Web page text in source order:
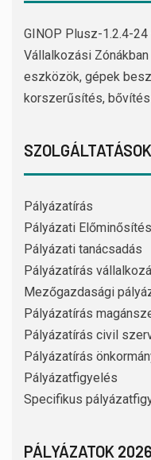
GINOP Plusz-1.2.4-
Vállalkozási
eszközök, gépek
korszerűsítés, bővítés
SZOLGÁLTATÁSOK
Pályázatírás
Pályázati Előminősítés
Pályázati tanácsadás
Pályázatírás
Mezőgazdasági
Pályázatírás
Pályázatírás civil
Pályázatírás
Pályázatfigyelés
Specifikus
PÁLYÁZATOK 2026